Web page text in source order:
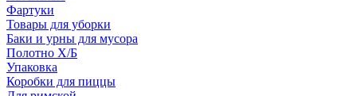
Фартуки
Товары для уборки
Баки и урны для мусора
Полотно Х/Б
Упаковка
Коробки для пиццы